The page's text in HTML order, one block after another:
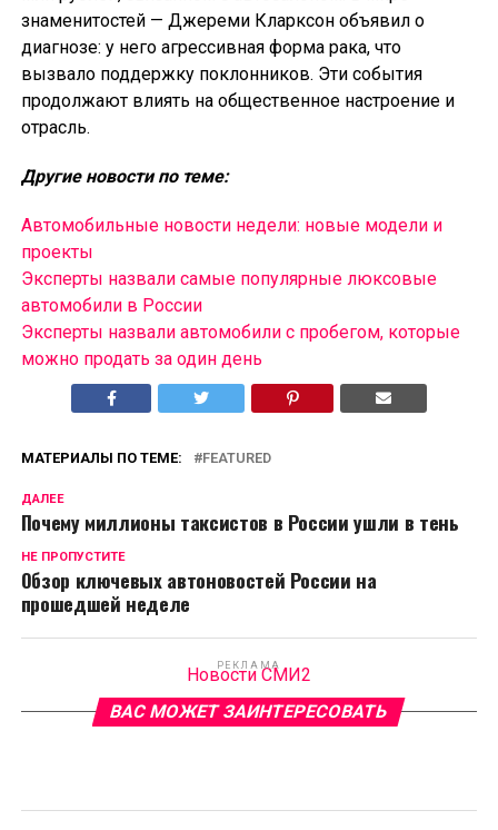
знаменитостей — Джереми Кларксон объявил о
диагнозе: у него агрессивная форма рака, что
вызвало поддержку поклонников. Эти события
продолжают влиять на общественное настроение и
отрасль.
Другие новости по теме:
Автомобильные новости недели: новые модели и
проекты
Эксперты назвали самые популярные люксовые
автомобили в России
Эксперты назвали автомобили с пробегом, которые
можно продать за один день
МАТЕРИАЛЫ ПО ТЕМЕ: FEATURED
ДАЛЕЕ
Почему миллионы таксистов в России ушли в тень
НЕ ПРОПУСТИТЕ
Обзор ключевых автоновостей России на
прошедшей неделе
РЕКЛАМА
Новости СМИ2
ВАС МОЖЕТ ЗАИНТЕРЕСОВАТЬ